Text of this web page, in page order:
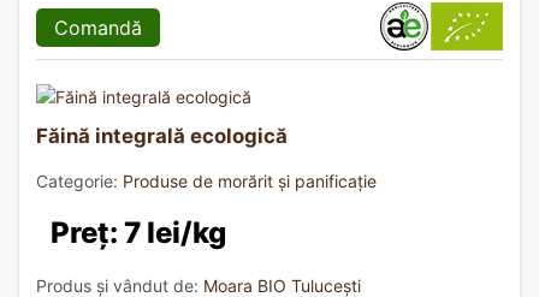
Comandă
Făină integrală ecologică
Categorie: Produse de morărit și panificație
Preț: 7 lei/kg
Produs și vândut de: Moara BIO Tulucești